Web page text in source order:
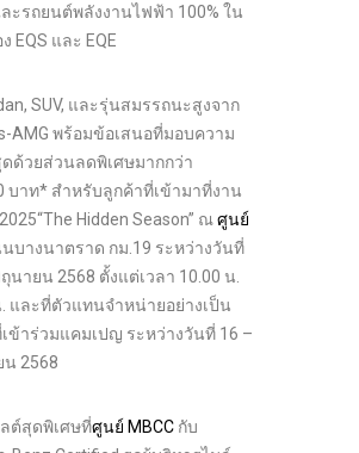
ละรถยนต์พลังงานไฟฟ้า 100% ใน
EQS และ EQE
SUV, และรุ่นสมรรถนะสูงจาก
AMG พร้อมข้อเสนอที่มอบความ
ด้วยส่วนลดพิเศษมากกว่า
บาท* สำหรับลูกค้าที่เข้ามาที่งาน
Hidden Season” ณศูนย์
บางนาตราด กม.19 ระหว่างวันที่
นายน 2568 ตั้งแต่เวลา 10.00 น.
. และที่ตัวแทนจำหน่ายอย่างเป็น
ข้าร่วมแคมเปญ ระหว่างวันที่ 16 –
น 2568
ต์สุดพิเศษที่ศูนย์ MBCC กับ